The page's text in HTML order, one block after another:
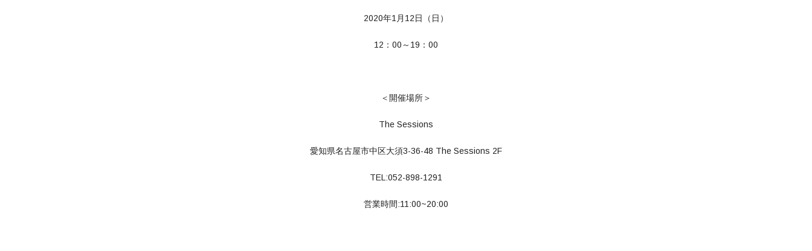
2020年1月12日（日）
12：00～19：00
＜開催場所＞
The Sessions
愛知県名古屋市中区大須3-36-48 The Sessions 2F
TEL:052-898-1291
営業時間:11:00~20:00